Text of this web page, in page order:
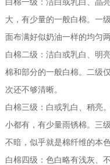
大，有少量的一般白棉。一
面布满好似奶油一样的均匀两
白棉二级：洁白或乳白、明
棉和部分的一般白棉。二级
次还不够清晰。
白棉三级：白或乳白、稍亮
小都有，有少量雨锈棉。三
不暗，似乎就是棉纤维的本色
白棉四级：色白略有浅灰、